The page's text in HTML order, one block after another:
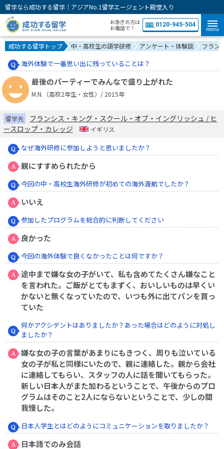
留学なら成功する留学｜アジアNo.1留学エージェント殿堂入り
お急ぎの方は
お電話で！
0120-945-504
menu
成功する留学トップ 中・高校生の語学研修 アンケート・体験談 フラン
海外体験で一番思い出に残っていることは？
最後のパーティーでみんなで盛り上がれた
M.N.（高校2年生・女性）/ 2015年
留学先
フランシス・キング・スクール・オブ・イングリッシュ / ヒ
ースロップ・カレッジ
イギリス
なぜ海外研修に参加しようと思いましたか？
親にすすめられたから
今回の中・高校生海外研修が初めての海外渡航でしたか？
いいえ
参加したプログラムを総合的に判断してください
良かった
今回の海外体験で良くなかったことは何ですか？
途中まで嫌な女の子がいて、私も含めてたくさん嫌なこと
を言われた。ご飯がとてもまずく、おいしいものは早くい
かないと無くなっていたので、いつも外に出てパンを買っ
ていた
何かアクシデントはありましたか？あった場合はどのように対処し
ましたか？
嫌な女の子の言葉があまりにもきつく、周りも泣いている
女の子が私と同様にいたので、親に連絡した。親から会社
に連絡してもらい、スタッフの人に話を聞いてもらった。
新しい日本人がまた加わるということで、午後からのプロ
グラムはそのこと2人にならないということで、少しの間
我慢した。
日本人学生とはどのようにコミュニケーションを取りましたか？
日本語でのみ会話